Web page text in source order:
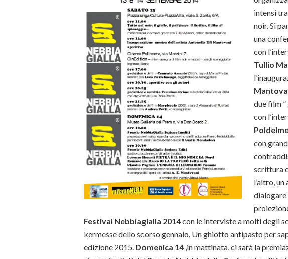
intensi
noir. Si
una
con
Tullio
due film ”
con
con
scrittura
l’altro,
dialogare
Festival Nebbiagialla 2014con le interviste a molti degli
kermesse dello scorso gennaio. Un ghiotto antipasto per
edizione 2015. Domenica 14 ,in mattinata, ci sarà la